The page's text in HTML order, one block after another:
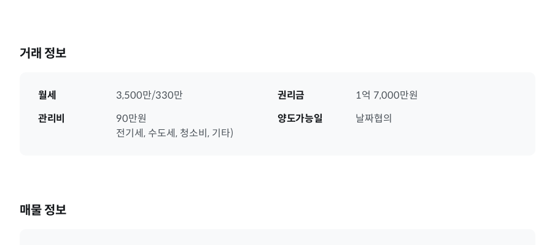
거래 정보
월세 3,500만/330만 권리금
1억 7,000만원
관리비
90만원
전기세, 수도세, 청소비, 기타)
양도가능일 날짜협의
매물 정보